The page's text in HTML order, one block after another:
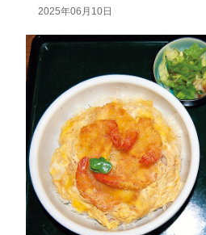
2025年06月10日